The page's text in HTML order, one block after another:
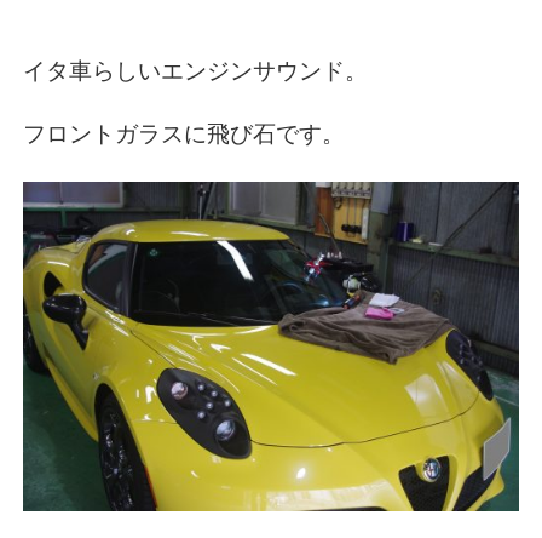
イタ車らしいエンジンサウンド。
フロントガラスに飛び石です。